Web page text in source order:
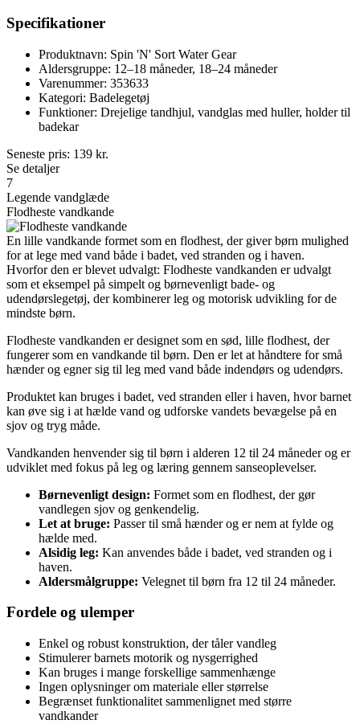
Specifikationer
Produktnavn: Spin 'N' Sort Water Gear
Aldersgruppe: 12–18 måneder, 18–24 måneder
Varenummer: 353633
Kategori: Badelegetøj
Funktioner: Drejelige tandhjul, vandglas med huller, holder til
badekar
Seneste pris: 139 kr.
Se detaljer
7
Legende vandglæde
Flodheste vandkande
En lille vandkande formet som en flodhest, der giver børn mulighed
for at lege med vand både i badet, ved stranden og i haven.
Hvorfor den er blevet udvalgt: Flodheste vandkanden er udvalgt
som et eksempel på simpelt og børnevenligt bade- og
udendørslegetøj, der kombinerer leg og motorisk udvikling for de
mindste børn.
Flodheste vandkanden er designet som en sød, lille flodhest, der
fungerer som en vandkande til børn. Den er let at håndtere for små
hænder og egner sig til leg med vand både indendørs og udendørs.
Produktet kan bruges i badet, ved stranden eller i haven, hvor barnet
kan øve sig i at hælde vand og udforske vandets bevægelse på en
sjov og tryg måde.
Vandkanden henvender sig til børn i alderen 12 til 24 måneder og er
udviklet med fokus på leg og læring gennem sanseoplevelser.
Børnevenligt design: Formet som en flodhest, der gør
vandlegen sjov og genkendelig.
Let at bruge: Passer til små hænder og er nem at fylde og
hælde med.
Alsidig leg: Kan anvendes både i badet, ved stranden og i
haven.
Aldersmålgruppe: Velegnet til børn fra 12 til 24 måneder.
Fordele og ulemper
Enkel og robust konstruktion, der tåler vandleg
Stimulerer barnets motorik og nysgerrighed
Kan bruges i mange forskellige sammenhænge
Ingen oplysninger om materiale eller størrelse
Begrænset funktionalitet sammenlignet med større
vandkander